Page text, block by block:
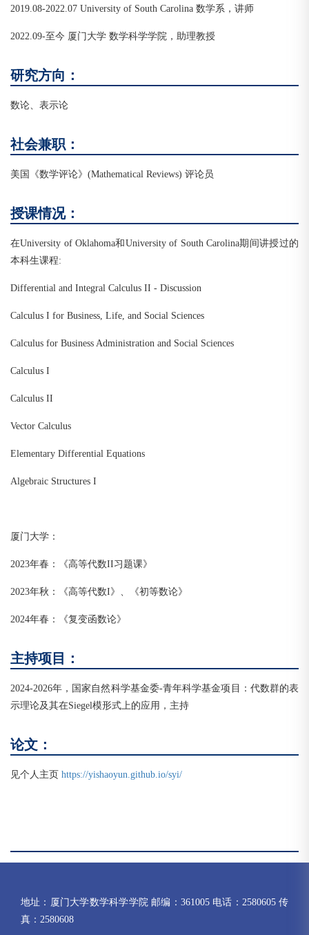
2019.08-2022.07 University of South Carolina 数学系，讲师
2022.09-至今 厦门大学 数学科学学院，助理教授
研究方向：
数论、表示论
社会兼职：
美国《数学评论》(Mathematical Reviews) 评论员
授课情况：
在University of Oklahoma和University of South Carolina期间讲授过的
本科生课程:
Differential and Integral Calculus II - Discussion
Calculus I for Business, Life, and Social Sciences
Calculus for Business Administration and Social Sciences
Calculus I
Calculus II
Vector Calculus
Elementary Differential Equations
Algebraic Structures I
厦门大学：
2023年春：《高等代数II习题课》
2023年秋：《高等代数I》、《初等数论》
2024年春：《复变函数论》
主持项目：
2024-2026年，国家自然科学基金委-青年科学基金项目：代数群的表
示理论及其在Siegel模形式上的应用，主持
论文：
见个人主页 https://yishaoyun.github.io/syi/
地址：厦门大学数学科学学院 邮编：361005 电话：2580605 传
真：2580608